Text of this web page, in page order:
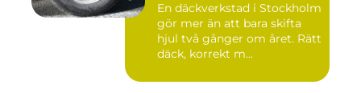
En däckverkstad i Stockholm
gör mer än att bara skifta
hjul två gånger om året. Rätt
däck, korrekt m...